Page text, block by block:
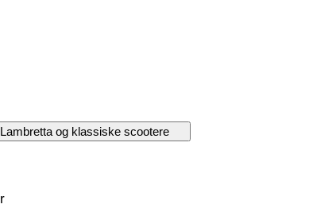
og klassiske scootere